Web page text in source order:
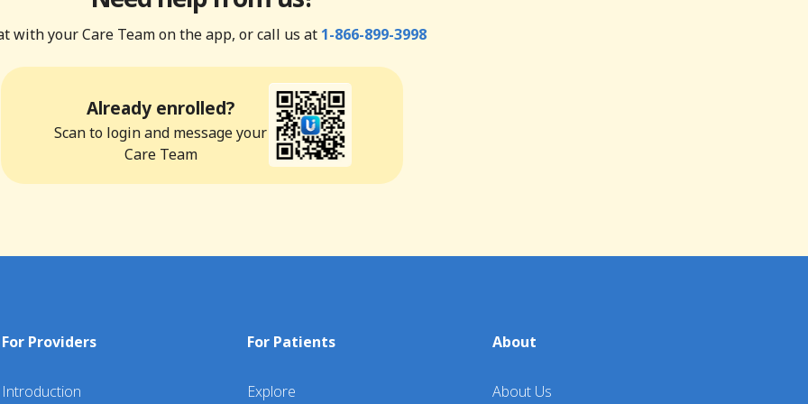
with your Care Team on the app, or call us at 1-866-899-3998
Already enrolled?
Scan to login and message your
Care Team
For Providers
Introduction
For Patients
Explore
About
About Us